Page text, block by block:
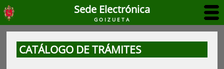
Sede Electrónica
GOIZUETA
CATÁLOGO DE TRÁMITES